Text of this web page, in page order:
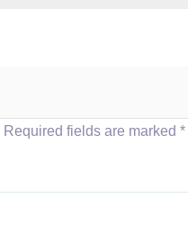
Required fields are marked *